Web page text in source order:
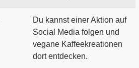
Du kannst einer Aktion auf
Social Media folgen und
vegane Kaffeekreationen
dort entdecken.